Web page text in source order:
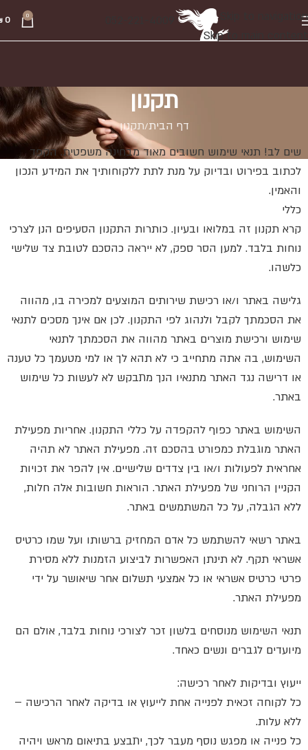
Skip to navigation
Skip to main content
0
0
תקנון
דף הבית תקנון
שים לב! תנאי שימוש חשובים מאוד מבחינה משפטית. הקפד
לכתוב בפירוט ובדיוק על מנת לתת ללקוחותיך את המידע הנכון
והאמין.
כללי
קרא תקנון זה במלואו ובעיון. כותרות התקנון הסעיפים הנן לצרכי
נוחות בלבד. למען הסר ספק, לא ייראה כהסכם לטובת צד שלישי
כלשהו.
גלישה באתר ו/או רכישת שירותים המוצעים למכירה בו, מהווה
את הסכמתך לקבל ולנהוג לפי התקנון. לכן אם אינך מסכים לתנאי
שימוש ורכישת מוצרים באתר מהווה את הסכמתך לתנאי
השימוש, בה אתה מתחייב כי לא תהא לך או למי מטעמך כל טענה
או דרישה נגד האתר מתנאיו הנך מתבקש לא לעשות כל שימוש
באתר.
השימוש באתר כפוף להקפדה על כללי התקנון. אחריות מפעילת
האתר מוגבלת כמפורט בהסכם זה. מפעילת האתר לא תהיה
אחראית לפעולות ו/או בין צדדים שלישיים. אין להפר את זכויות
הקניין הרוחני של מפעילת האתר. הוראות חשובות אלה חלות,
ללא הגבלה, על כל המשתמשים באתר.
באתר רשאי להשתמש כל אדם המחזיק ברשותו ועל שמו כרטיס
אשראי תקף. לא תינתן האפשרות לביצוע הזמנות ללא מסירת
פרטי כרטיס אשראי או כל אמצעי תשלום אחר שיאושר על ידי
מפעילת האתר.
תנאי השימוש מנוסחים בלשון זכר לצורכי נוחות בלבד, אולם הם
מיועדים לגברים ונשים כאחד.
ייעוץ ובדיקות לאחר רכישה:
כל לקוחה זכאית לפנייה אחת לייעוץ או בדיקה לאחר הרכישה –
ללא עלות.
כל פנייה או מפגש נוסף מעבר לכך, יתבצע בתיאום מראש ויהיה